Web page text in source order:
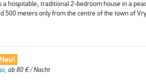
a hospitable, traditional 2-bedroom house in a
500 meters only from the centre of the town of
Neu!
ab80€/ Nacht